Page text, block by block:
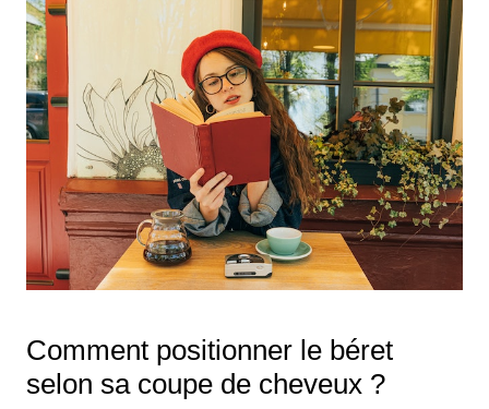
Comment positionner le béret
selon sa coupe de cheveux ?